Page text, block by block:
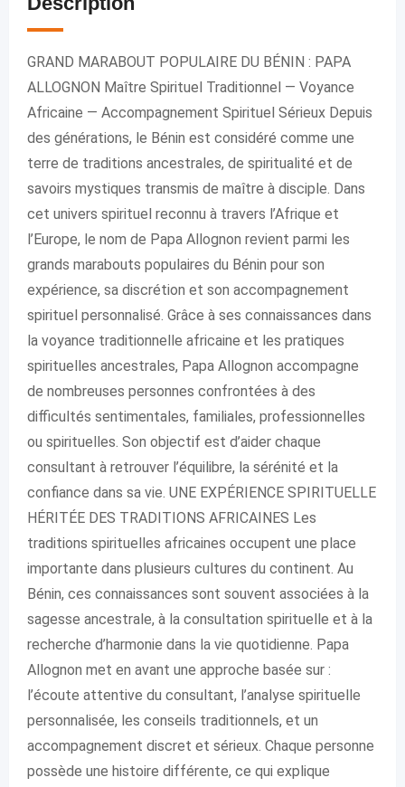
GRAND MARABOUT POPULAIRE DU BÉNIN : PAPA
ALLOGNON Maître Spirituel Traditionnel — Voyance
Africaine — Accompagnement Spirituel Sérieux Depuis
des générations, le Bénin est considéré comme une
terre de traditions ancestrales, de spiritualité et de
savoirs mystiques transmis de maître à disciple. Dans
cet univers spirituel reconnu à travers l’Afrique et
l’Europe, le nom de Papa Allognon revient parmi les
grands marabouts populaires du Bénin pour son
expérience, sa discrétion et son accompagnement
spirituel personnalisé. Grâce à ses connaissances dans
la voyance traditionnelle africaine et les pratiques
spirituelles ancestrales, Papa Allognon accompagne
de nombreuses personnes confrontées à des
difficultés sentimentales, familiales, professionnelles
ou spirituelles. Son objectif est d’aider chaque
consultant à retrouver l’équilibre, la sérénité et la
confiance dans sa vie. UNE EXPÉRIENCE SPIRITUELLE
HÉRITÉE DES TRADITIONS AFRICAINES Les
traditions spirituelles africaines occupent une place
importante dans plusieurs cultures du continent. Au
Bénin, ces connaissances sont souvent associées à la
sagesse ancestrale, à la consultation spirituelle et à la
recherche d’harmonie dans la vie quotidienne. Papa
Allognon met en avant une approche basée sur :
l’écoute attentive du consultant, l’analyse spirituelle
personnalisée, les conseils traditionnels, et un
accompagnement discret et sérieux. Chaque personne
possède une histoire différente, ce qui explique